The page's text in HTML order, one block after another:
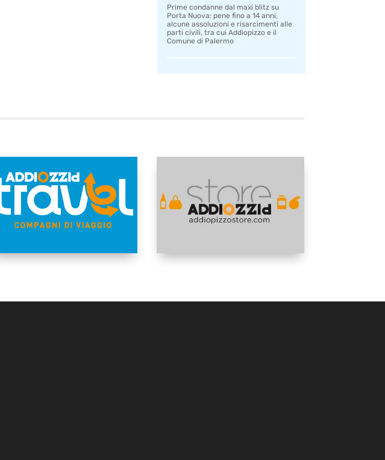
Prime condanne dal maxi blitz su
Porta Nuova: pene fino a 14 anni,
alcune assoluzioni e risarcimenti alle
parti civili, tra cui Addiopizzo e il
Comune di Palermo